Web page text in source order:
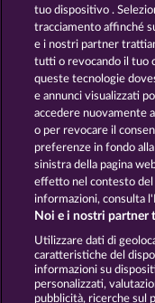
FRUIT MANIA RHFP
Informativa
Società
Invia
tuo dispositivo .
tracciamento affinché
e i nostri partner
tutti o revocando il tuo
queste tecnologie
e annunci visualizzati
accedere nuovamente
o per revocare il
preferenze in fondo
sinistra della pagina
effetto nel contesto
informazioni, consulta
Noi e i nostri partner
Utilizzare dati di
caratteristiche del
informazioni su
personalizzati,
pubblicità, ricerche sul